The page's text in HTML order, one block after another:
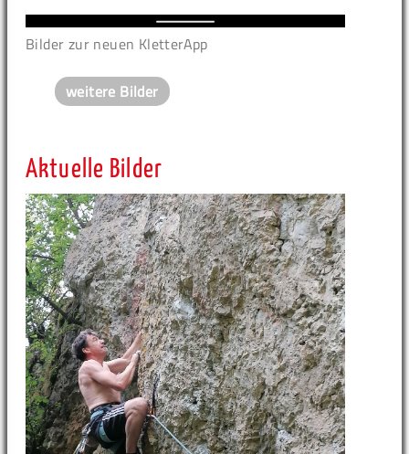
Bilder zur neuen KletterApp
weitere Bilder
Aktuelle Bilder